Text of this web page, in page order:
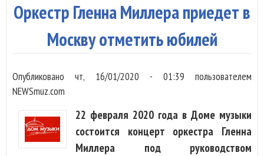
Оркестр Гленна Миллера приедет в
Москву отметить юбилей
Опубликованочт, 16/01/2020 - 01:39 пользователем
NEWSmuz.com
22 февраля 2020 года в Доме музыки
состоится концерт оркестра Гленна
Миллера под руководством